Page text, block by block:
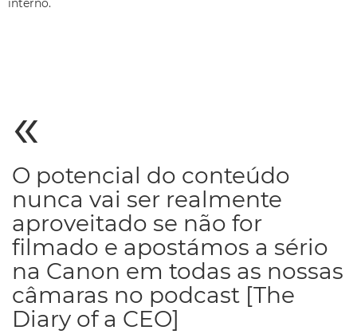
O potencial do conteúdo
nunca vai ser realmente
aproveitado se não for
filmado e apostámos a sério
na Canon em todas as nossas
câmaras no podcast [The
Diary of a CEO]